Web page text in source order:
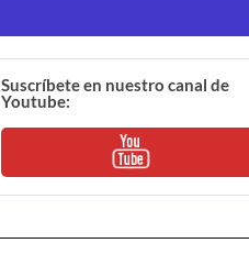
Suscríbete en nuestro canal de
Youtube: